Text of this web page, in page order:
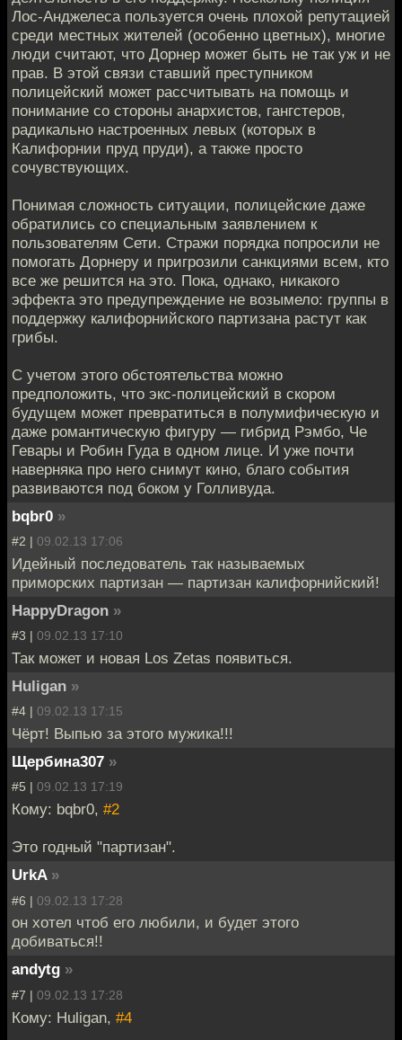
Лос-Анджелеса пользуется очень плохой репутацией
среди местных жителей (особенно цветных), многие
люди считают, что Дорнер может быть не так уж и не
прав. В этой связи ставший преступником
полицейский может рассчитывать на помощь и
понимание со стороны анархистов, гангстеров,
радикально настроенных левых (которых в
Калифорнии пруд пруди), а также просто
сочувствующих.
Понимая сложность ситуации, полицейские даже
обратились со специальным заявлением к
пользователям Сети. Стражи порядка попросили не
помогать Дорнеру и пригрозили санкциями всем, кто
все же решится на это. Пока, однако, никакого
эффекта это предупреждение не возымело: группы в
поддержку калифорнийского партизана растут как
грибы.
С учетом этого обстоятельства можно
предположить, что экс-полицейский в скором
будущем может превратиться в полумифическую и
даже романтическую фигуру — гибрид Рэмбо, Че
Гевары и Робин Гуда в одном лице. И уже почти
наверняка про него снимут кино, благо события
развиваются под боком у Голливуда.
bqbr0 »
#2 | 09.02.13 17:06
Идейный последователь так называемых
приморских партизан — партизан калифорнийский!
HappyDragon »
#3 | 09.02.13 17:10
Так может и новая Los Zetas появиться.
Huligan »
#4 | 09.02.13 17:15
Чёрт! Выпью за этого мужика!!!
Щербина307 »
#5 | 09.02.13 17:19
Кому: bqbr0, #2
Это годный "партизан".
UrkA »
#6 | 09.02.13 17:28
он хотел чтоб его любили, и будет этого
добиваться!!
andytg »
#7 | 09.02.13 17:28
Кому: Huligan, #4